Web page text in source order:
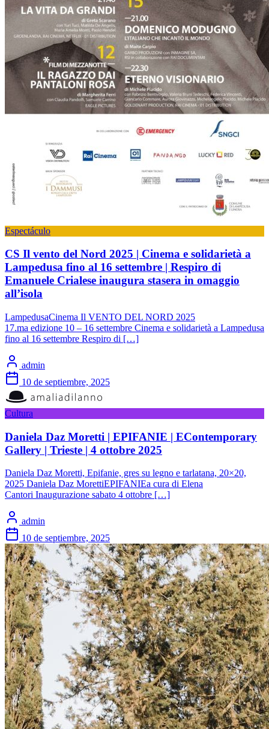
Espectáculo
CS Il vento del Nord 2025 | Cinema e solidarietà a
Lampedusa fino al 16 settembre | Respiro di
Emanuele Crialese inaugura stasera in omaggio
all’isola
LampedusaCinema Il VENTO DEL NORD 2025
17.ma edizione 10 – 16 settembre Cinema e solidarietà a Lampedusa
fino al 16 settembre Respiro di […]
admin
10 de septiembre, 2025
Cultura
Daniela Daz Moretti | EPIFANIE | EContemporary
Gallery | Trieste | 4 ottobre 2025
Daniela Daz Moretti, Epifanie, gres su legno e tarlatana, 20×20,
2025 Daniela Daz MorettiEPIFANIEa cura di Elena
Cantori Inaugurazione sabato 4 ottobre […]
admin
10 de septiembre, 2025